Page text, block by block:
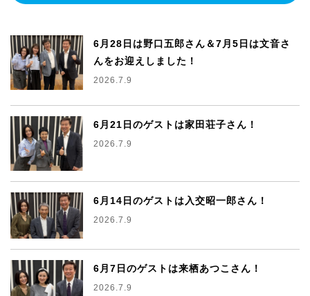
6月28日は野口五郎さん＆7月5日は文音さ
んをお迎えしました！
2026.7.9
6月21日のゲストは家田荘子さん！
2026.7.9
6月14日のゲストは入交昭一郎さん！
2026.7.9
6月7日のゲストは来栖あつこさん！
2026.7.9